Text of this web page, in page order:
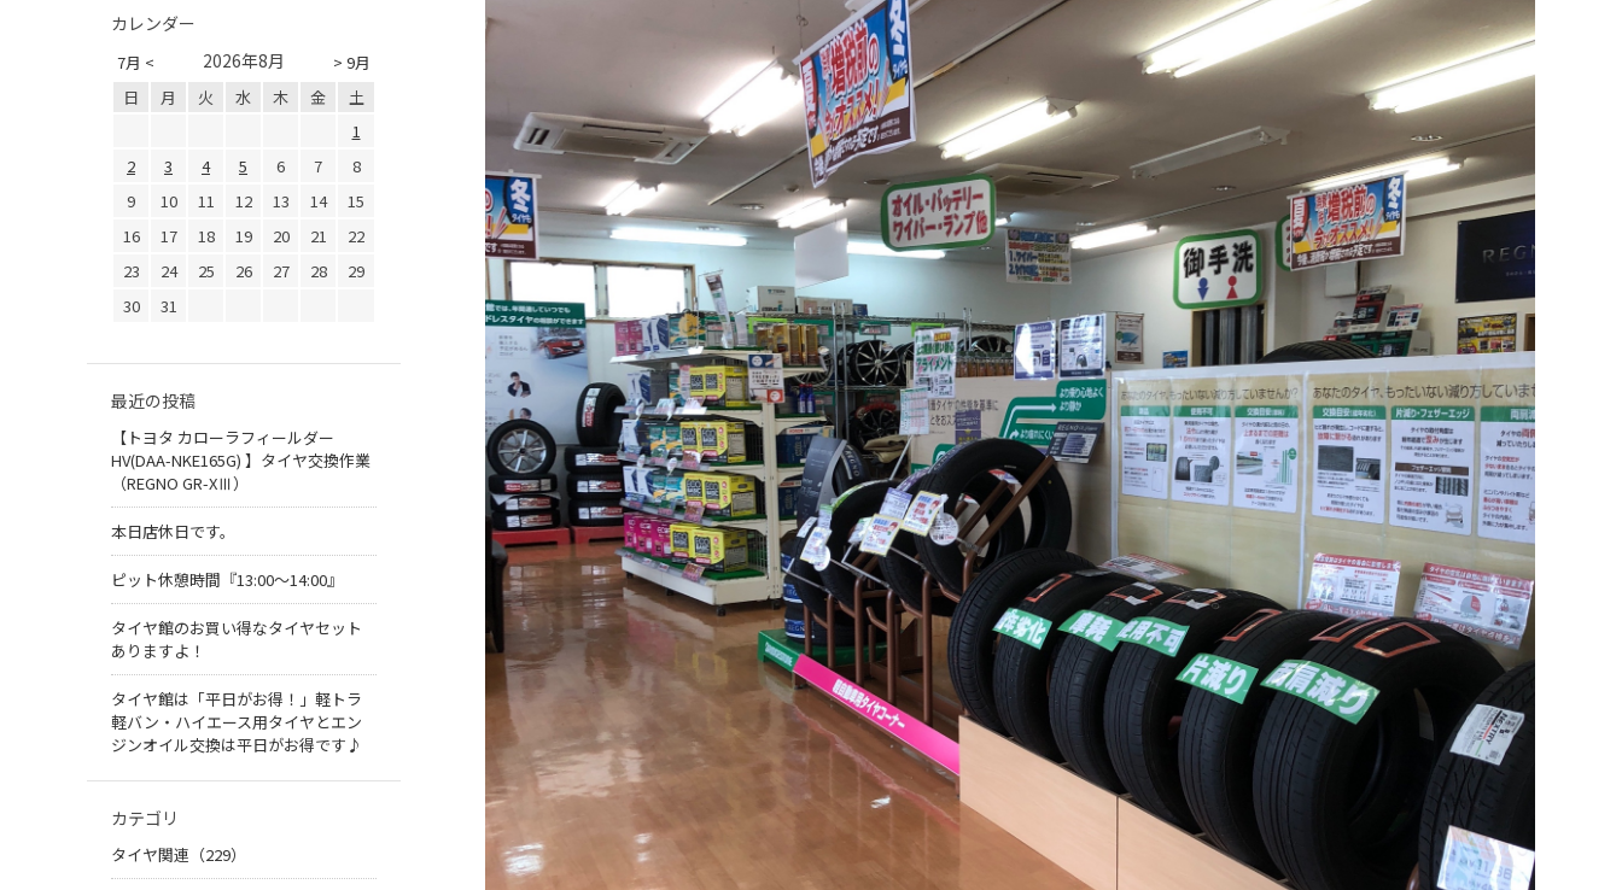
カレンダー
7月 < > 9月
2026年8月
日 月 火 水 木 金
土
1
2
3 4 5 6 7
8
9
10 11 12 13 14
15
16
17 18 19 20 21
22
23
24 25 26 27 28
29
30
31
最近の投稿
【トヨタ カローラフィールダー
HV(DAA-NKE165G) 】タイヤ交換作業
（REGNO GR-XⅢ）
本日店休日です。
ピット休憩時間『13:00～14:00』
タイヤ館のお買い得なタイヤセット
ありますよ！
タイヤ館は「平日がお得！」軽トラ
軽バン・ハイエース用タイヤとエン
ジンオイル交換は平日がお得です♪
カテゴリ
タイヤ関連（229）